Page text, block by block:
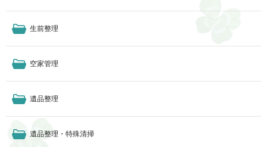
生前整理
空家管理
遺品整理
遺品整理・特殊清掃